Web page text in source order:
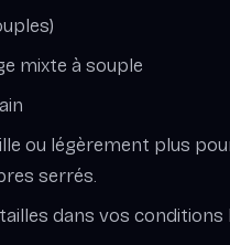
mixte à souple
ou légèrement plus
serrés.
dans vos conditions